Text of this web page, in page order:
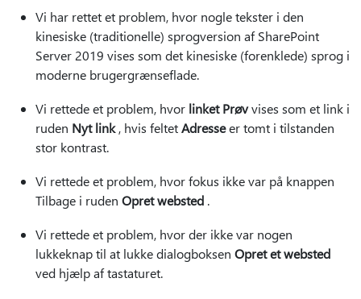
Vi har rettet et problem, hvor nogle tekster i den
kinesiske (traditionelle) sprogversion af SharePoint
Server 2019 vises som det kinesiske (forenklede) sprog i
moderne brugergrænseflade.
Vi rettede et problem, hvor linket Prøvvises som et link i
ruden Nyt link, hvis feltetAdresseer tomt i tilstanden
stor kontrast.
Vi rettede et problem, hvor fokus ikke var på knappen
Tilbage i ruden Opret websted .
Vi rettede et problem, hvor der ikke var nogen
lukkeknap til at lukke dialogboksen Opret et websted
ved hjælp af tastaturet.